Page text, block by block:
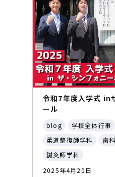
令和7年度入学式 in
ール
blog 学校全体行事
柔道整復師学科
歯
鍼灸師学科
2025年4月20日